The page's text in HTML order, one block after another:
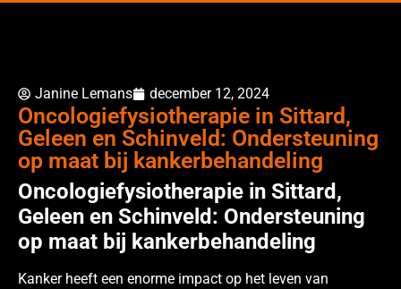
Janine Lemans december 12, 2024
Oncologiefysiotherapie in Sittard,
Geleen en Schinveld: Ondersteuning
op maat bij kankerbehandeling
Oncologiefysiotherapie in Sittard,
Geleen en Schinveld: Ondersteuning
op maat bij kankerbehandeling
Kanker heeft een enorme impact op het leven van